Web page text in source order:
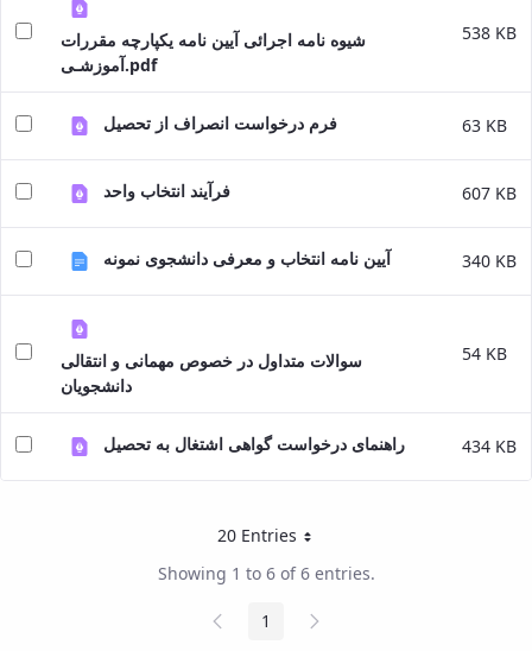
Educational
and
Postgraduate
Studies
Deputy
Research
Affairs
شیوه نامه اجرائی آیین نامه یکپارچه مقررات
آموزشـی.pdf
538 KB
فرم درخواست انصراف از تحصیل 63 KB
فرآیند انتخاب واحد 607 KB
آیین نامه انتخاب و معرفی دانشجوی نمونه 340 KB
سوالات متداول در خصوص مهمانی و انتقالی
دانشجویان
54 KB
راهنمای درخواست گواهی اشتغال به تحصیل 434 KB
20 EntriesPer Page
Showing 1 to 6 of 6 entries.
Previous
Page Page
1 Next
Page